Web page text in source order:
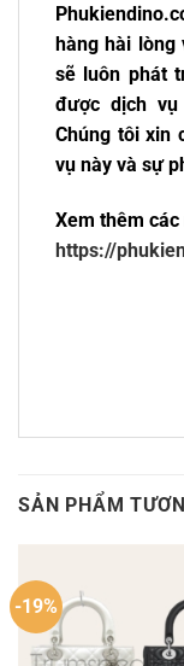
hàng hài lòng
sẽ luôn phát
được dịch
Chúng tôi xin
vụ này và sự
Xem thêm
https://
SẢN PHẨM
-19%